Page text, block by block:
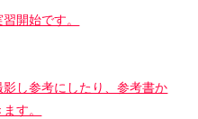
開始です。
し参考にしたり、参考書か
す。